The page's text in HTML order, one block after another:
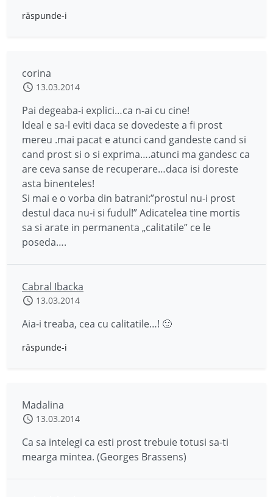
răspunde-i
corina
13.03.2014
Pai degeaba-i explici…ca n-ai cu cine!
Ideal e sa-l eviti daca se dovedeste a fi prost
mereu .mai pacat e atunci cand gandeste cand si
cand prost si o si exprima….atunci ma gandesc ca
are ceva sanse de recuperare…daca isi doreste
asta binenteles!
Si mai e o vorba din batrani:”prostul nu-i prost
destul daca nu-i si fudul!” Adicatelea tine mortis
sa si arate in permanenta „calitatile” ce le
poseda….
Cabral Ibacka
13.03.2014
Aia-i treaba, cea cu calitatile…! 🙂
răspunde-i
Madalina
13.03.2014
Ca sa intelegi ca esti prost trebuie totusi sa-ti
mearga mintea. (Georges Brassens)